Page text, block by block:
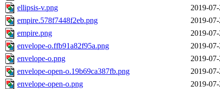
ellipsis-v.png
2019-
empire.578f7448f2eb.png
2019-
empire.png
2019-
envelope-o.ffb91a82f95a.png
2019-
envelope-o.png
2019-
envelope-open-o.19b69ca387fb.png
2019-
envelope-open-o.png
2019-